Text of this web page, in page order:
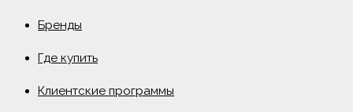
Бренды
Где купить
Клиентские программы